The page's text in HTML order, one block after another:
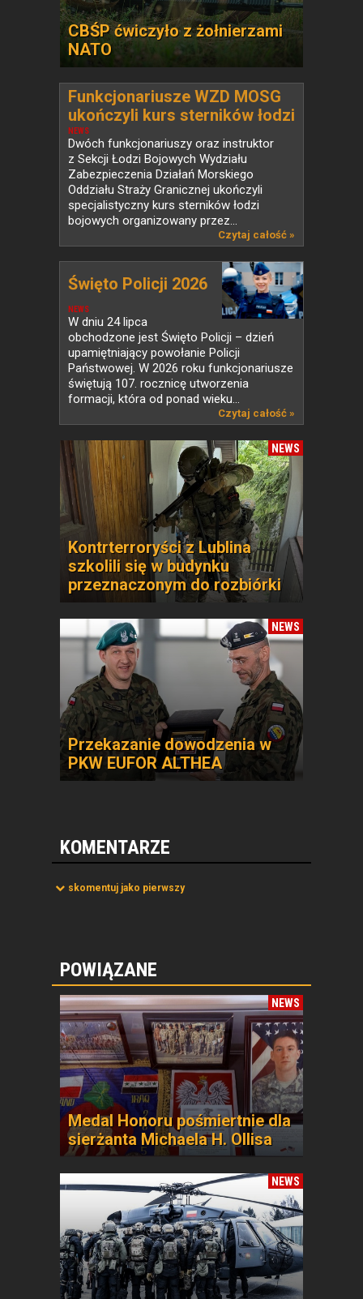
CBŚP ćwiczyło z żołnierzami
NATO
NEWS
Funkcjonariusze WZD MOSG
ukończyli kurs sterników łodzi
bojowych
Dwóch funkcjonariuszy oraz instruktor
z Sekcji Łodzi Bojowych Wydziału
Zabezpieczenia Działań Morskiego
Oddziału Straży Granicznej ukończyli
specjalistyczny kurs sterników łodzi
bojowych organizowany przez...
Czytaj całość »
NEWS
Święto Policji 2026
W dniu 24 lipca
obchodzone jest Święto Policji – dzień
upamiętniający powołanie Policji
Państwowej. W 2026 roku funkcjonariusze
świętują 107. rocznicę utworzenia
formacji, która od ponad wieku...
Czytaj całość »
NEWS
Kontrterroryści z Lublina
szkolili się w budynku
przeznaczonym do rozbiórki
NEWS
Przekazanie dowodzenia w
PKW EUFOR ALTHEA
KOMENTARZE
skomentuj jako pierwszy
POWIĄZANE
NEWS
Medal Honoru pośmiertnie dla
sierżanta Michaela H. Ollisa
NEWS